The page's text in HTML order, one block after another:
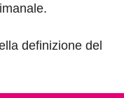
definizione del